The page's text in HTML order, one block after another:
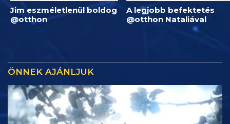
Jim eszméletlenül boldog
@otthon
A legjobb befektetés
@otthon Nataliával
ÖNNEK AJÁNLJUK